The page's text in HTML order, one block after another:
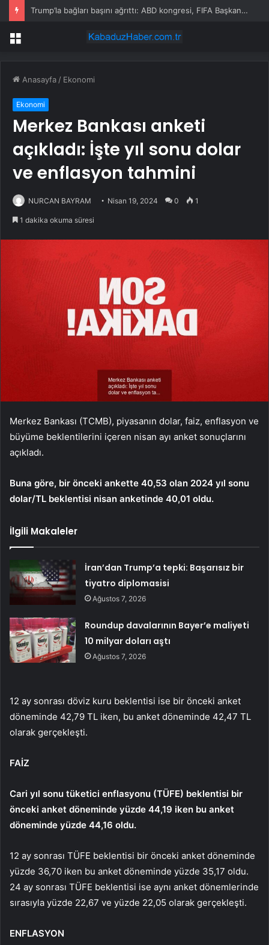
Trump’la bağları başını ağrıttı: ABD kongresi, FIFA Başkanı hakkında soruşturma başlattı
Menü
Anasayfa / Ekonomi
Ekonomi
Merkez Bankası anketi
açıkladı: İşte yıl sonu dolar
ve enflasyon tahmini
NURCAN BAYRAM Nisan 19, 2024 0 1
1 dakika okuma süresi
Merkez Bankası (TCMB), piyasanın dolar, faiz, enflasyon ve
büyüme beklentilerini içeren nisan ayı anket sonuçlarını
açıkladı.
Buna göre, bir önceki ankette 40,53 olan 2024 yıl sonu
dolar/TL beklentisi nisan anketinde 40,01 oldu.
İlgili Makaleler
İran’dan Trump’a tepki: Başarısız bir
tiyatro diplomasisi
Ağustos 7, 2026
Roundup davalarının Bayer’e maliyeti
10 milyar doları aştı
Ağustos 7, 2026
12 ay sonrası döviz kuru beklentisi ise bir önceki anket
döneminde 42,79 TL iken, bu anket döneminde 42,47 TL
olarak gerçekleşti.
FAİZ
Cari yıl sonu tüketici enflasyonu (TÜFE) beklentisi bir
önceki anket döneminde yüzde 44,19 iken bu anket
döneminde yüzde 44,16 oldu.
12 ay sonrası TÜFE beklentisi bir önceki anket döneminde
yüzde 36,70 iken bu anket döneminde yüzde 35,17 oldu.
24 ay sonrası TÜFE beklentisi ise aynı anket dönemlerinde
sırasıyla yüzde 22,67 ve yüzde 22,05 olarak gerçekleşti.
ENFLASYON